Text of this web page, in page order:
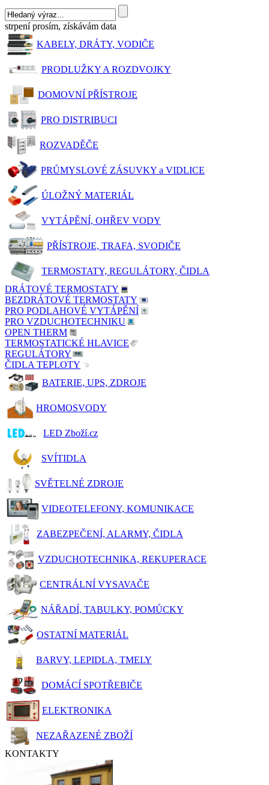
strpení prosím, získávám data
KABELY, DRÁTY, VODIČE
PRODLUŽKY A ROZDVOJKY
DOMOVNÍ PŘÍSTROJE
PRO DISTRIBUCI
ROZVADĚČE
PRŮMYSLOVÉ ZÁSUVKY a VIDLICE
ÚLOŽNÝ MATERIÁL
VYTÁPĚNÍ, OHŘEV VODY
PŘÍSTROJE, TRAFA, SVODIČE
TERMOSTATY, REGULÁTORY, ČIDLA
DRÁTOVÉ TERMOSTATY
BEZDRÁTOVÉ TERMOSTATY
PRO PODLAHOVÉ VYTÁPĚNÍ
PRO VZDUCHOTECHNIKU
OPEN THERM
TERMOSTATICKÉ HLAVICE
REGULÁTORY
ČIDLA TEPLOTY
BATERIE, UPS, ZDROJE
HROMOSVODY
LED Zboží.cz
SVÍTIDLA
SVĚTELNÉ ZDROJE
VIDEOTELEFONY, KOMUNIKACE
ZABEZPEČENÍ, ALARMY, ČIDLA
VZDUCHOTECHNIKA, REKUPERACE
CENTRÁLNÍ VYSAVAČE
NÁŘADÍ, TABULKY, POMŮCKY
OSTATNÍ MATERIÁL
BARVY, LEPIDLA, TMELY
DOMÁCÍ SPOTŘEBIČE
ELEKTRONIKA
NEZAŘAZENÉ ZBOŽÍ
KONTAKTY